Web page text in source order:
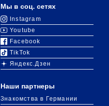
Мы в соц. сетях
Instagram
Youtube
Facebook
TikTok
Яндекс.Дзен
Наши партнеры
Знакомства в Германии